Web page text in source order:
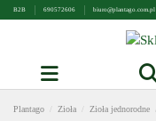
B2B 690572606 biuro@plantago.com.pl
Plantago Zioła Zioła jednorodne